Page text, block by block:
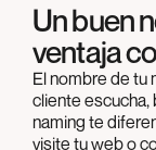
Un buen
ventaja
El nombre de tu
cliente escucha,
naming te
visite tu web o